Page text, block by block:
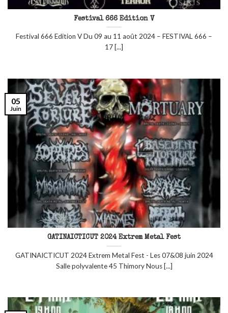
Festival 666 Edition V
Festival 666 Edition V Du 09 au 11 août 2024 – FESTIVAL 666 –
17 [...]
GATINAICTICUT 2024 Extrem Metal Fest
GATINAICTICUT 2024 Extrem Metal Fest - Les 07&08 juin 2024
Salle polyvalente 45 Thimory Nous [...]
05
Juin